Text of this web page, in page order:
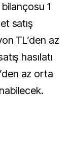
bilançosu 1
satış
TL’den az
hasılatı
az orta